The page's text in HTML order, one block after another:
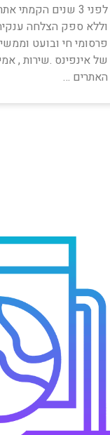
לפני 3 שנים
וללא ספק הצלחה
פרסומי חי ובועט
של אינפינס .שירות ,
האתרים …